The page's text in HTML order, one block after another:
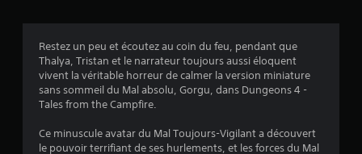
:
Restez un peu et écoutez au coin du feu, pendant que
Thalya, Tristan et le narrateur toujours aussi éloquent
vivent la véritable horreur de calmer la version miniature
sans sommeil du Mal absolu, Gorgu, dans Dungeons 4 -
Tales from the Campfire.
Ce minuscule avatar du Mal Toujours-Vigilant a découvert
le pouvoir terrifiant de ses hurlements, et les forces du Mal